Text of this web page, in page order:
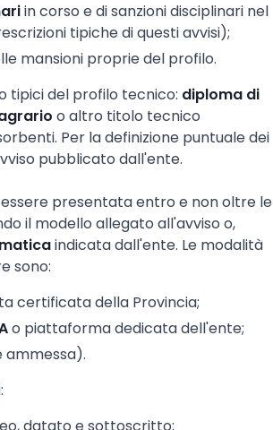
in corso e di sanzioni disciplinari nel
tipiche di questi avvisi);
mansioni proprie del profilo.
tipici del profilo tecnico: diploma di
o altro titolo tecnico
Per la definizione puntuale dei
pubblicato dall'ente.
presentata entro e non oltre le
il modello allegato all'avviso o,
indicata dall'ente. Le modalità
sono:
certificata della Provincia;
o piattaforma dedicata dell'ente;
ammessa).
datato e sottoscritto;